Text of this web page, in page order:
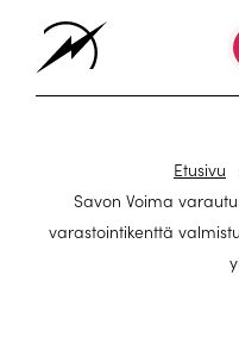
Etusivu
Savon Voima
varastointikenttä